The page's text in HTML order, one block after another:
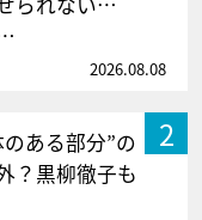
2026.08.08
2
ある部分”の
？黒柳徹子も